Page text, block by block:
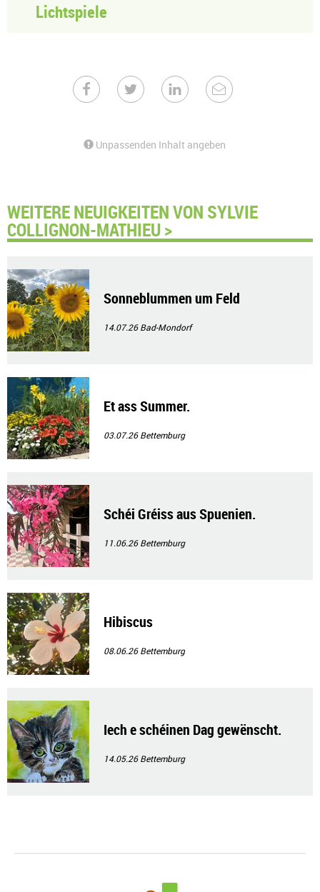
Lichtspiele
Unpassenden Inhalt angeben
WEITERE NEUIGKEITEN VON SYLVIE
COLLIGNON-MATHIEU >
Sonneblummen um Feld
14.07.26Bad-Mondorf
Et ass Summer.
03.07.26Bettemburg
Schéi Gréiss aus Spuenien.
11.06.26Bettemburg
Hibiscus
08.06.26Bettemburg
Iech e schéinen Dag gewënscht.
14.05.26Bettemburg